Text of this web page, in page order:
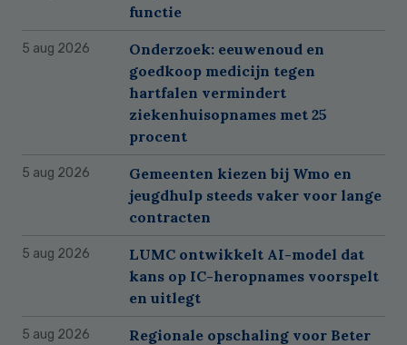
functie
5 aug 2026
Onderzoek: eeuwenoud en
goedkoop medicijn tegen
hartfalen vermindert
ziekenhuisopnames met 25
procent
5 aug 2026
Gemeenten kiezen bij Wmo en
jeugdhulp steeds vaker voor lange
contracten
5 aug 2026
LUMC ontwikkelt AI-model dat
kans op IC-heropnames voorspelt
en uitlegt
5 aug 2026
Regionale opschaling voor Beter